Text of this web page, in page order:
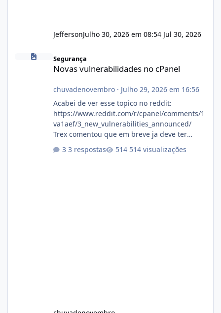
JeffersonJulho 30, 2026 em 08:54 Jul 30, 2026
Segurança
Novas vulnerabilidades no cPanel
chuvadenovembro· Julho 29, 2026 em 16:56
Acabei de ver esse topico no reddit:
https://www.reddit.com/r/cpanel/comments/1
va1aef/3_new_vulnerabilities_announced/
Trex comentou que em breve ja deve ter
3 respostas 514 visualizações